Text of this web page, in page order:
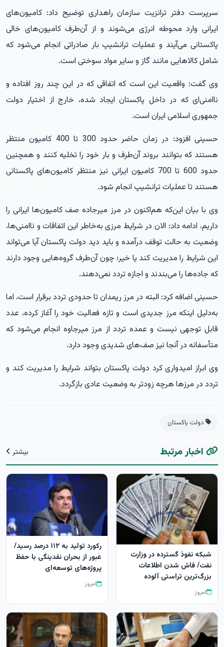
سرپرست دفتر ترانزیت سازمان راهداری توضیح داد: کامیون‌های
ایرانی وارد محوطه انرژی می‌شوند و از آن‌طرف کامیون‌های خالی
پاکستانی می‌آیند و عملیات ترانشیپ بار صادراتی انجام می‌شود که
شامل کالاهایی مانند گاز و سایر مواد سوختی است.
وی گفت: واقعیت این است که اتفاقی که در این چند روز افتاده و
ناامنی‌ای که در داخل پاکستان ایجاد شده، خارج از اختیار دولت
جمهوری اسلامی ایران است.
حسینی افزود: در زمان حاضر حدود 300 تا 400 کامیون منتظر
هستند که بتوانند بروند آن‌طرف و بار خود را تخلیه کنند و همچنین
حدود 600 تا 700 کامیون ایرانی نیز منتظر کامیون‌های پاکستانی
هستند تا عملیات ترانشیپ انجام شود.
وی با بیان این‌که هم‌اکنون در مرز میرجاده صف کامیون‌ها ایرانی را
داریم، ادامه داد: الان در شرایط مرزی به‌خاطر این اتفاقات و ناامنی‌ها،
وضعیت به حالت توقف درآمده و باید دید دولت پاکستان آیا می‌تواند
این شرایط را مدیریت کند یا خیر؛ چون آن‌طرف گروه‌هایی وجود دارند
که جاده‌ها را می‌بندند و اجازه تردد نمی‌دهند.
حسینی اضافه کرد: البته در مرز ریمدان تا حدودی تردد برقرار است، اما
به‌دلیل اینکه مرز جدیدی است و تازه فعالیت خود را آغاز کرده، عدد
قابل توجهی نیست و عمده تردد از مرز میرجاوه انجام می‌شود که
متأسفانه در آنجا نیز صف‌های شدیدی وجود دارد.
وی ابراز امیدواری کرد دولت پاکستان بتواند شرایط را مدیریت کند و
تردد در مرزها هرچه زودتر به وضعیت عادی بازگردد.
دولت پاکستان
اخبار مرتبط بیشتر
شبکه نفوذ گسترده در وزارت
نفت/ فاش شدن اطلاعات
بزرگ‌ترین تراستی‌ آلوده
امروز
رکورد تولید به ۱۱۲ درصد رسید/
عبور از بحران نقدینگی با حفظ
پروژه‌های توسعه‌ای
امروز